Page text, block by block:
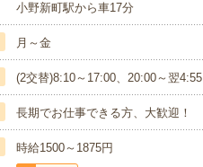
小野新町駅から車17分
月～金
(2交替)8:10～17:00、20:00～翌4:55
長期でお仕事できる方、大歓迎！
時給1500～1875円